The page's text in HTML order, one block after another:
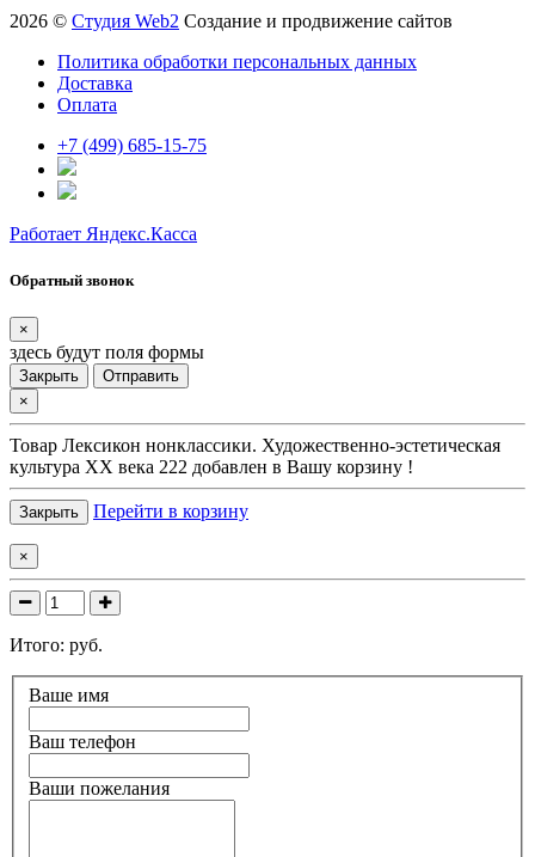
2026 © Студия Web2 Создание и продвижение сайтов
Политика обработки персональных данных
Доставка
Оплата
+7 (499) 685-15-75
Работает Яндекс.Касса
Обратный звонок
×
здесь будут поля формы
Закрыть
Отправить
×
Товар Лексикон нонклассики. Художественно-эстетическая
культура XX века 222 добавлен в Вашу корзину !
Закрыть Перейти в корзину
×
Итого: руб.
Ваше имя
Ваш телефон
Ваши пожелания